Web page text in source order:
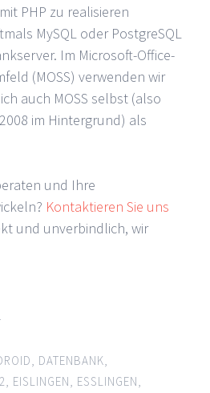
PHP zu realisieren
MySQL oder PostgreSQL
Im Microsoft-Office-
(MOSS) verwenden wir
auch MOSS selbst (also
im Hintergrund) als
und Ihre
Kontaktieren Sie uns
und unverbindlich, wir
DATENBANK
EISLINGEN ESSLINGEN